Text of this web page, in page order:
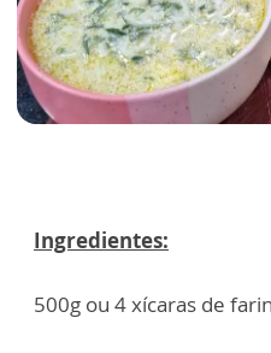
Ingredientes:
500g ou 4 xícaras de